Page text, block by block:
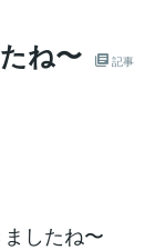
ね〜 記事
したね〜